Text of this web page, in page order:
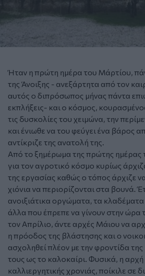
Ήταν η πρώτη ημέρα του Μάρτίου,
της Άνοιξης - ανεξάρτητα από τον
αυτός ο διπρόσωπος μήνας πάντα
εκπλήξεις- και ο κόσμος,
τις δυσκολίες του χειμώνα, την
και ένιωθε να του φεύγει ένα βάρος
αντίκριζε της ανατολή της.
Από το ξημέρωμα της πρώτης ημέρας
για τον αγροτικό κόσμο κυρίως
της εργασίας καθώς ο τόπος άρχιζε
χιόνια να περιορίζονται στα βουνά.
ανοιξιάτικα οργώματα, τα
άλλα που έπρεπε να γίνουν στην ώρα
τον Απρίλιο, άντε αρχές Μάιου να
η πρόοδος της βλάστησης και ο
ασχοληθεί πλέον με την φροντίδα
τους ως το καλοκαίρι. Φυσικά, η αρχή
καλλιεργητικής χρονιάς, ποίκιλε σε